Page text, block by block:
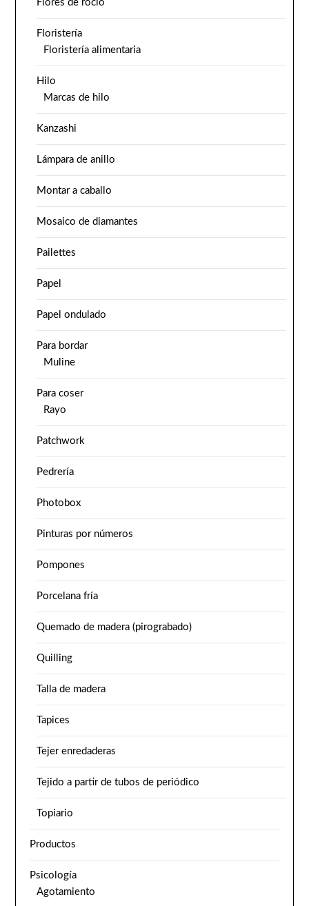
Flores de rocío
Floristería
Floristería alimentaria
Hilo
Marcas de hilo
Kanzashi
Lámpara de anillo
Montar a caballo
Mosaico de diamantes
Pailettes
Papel
Papel ondulado
Para bordar
Muline
Para coser
Rayo
Patchwork
Pedrería
Photobox
Pinturas por números
Pompones
Porcelana fría
Quemado de madera (pirograbado)
Quilling
Talla de madera
Tapices
Tejer enredaderas
Tejido a partir de tubos de periódico
Topiario
Productos
Psicología
Agotamiento